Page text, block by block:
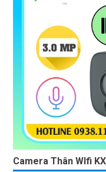
Camera Thân WIfi